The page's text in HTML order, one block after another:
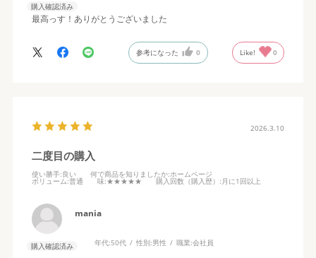
購入確認済み
最高っす！ありがとうございました
参考になった 0 Like! 0
2026.3.10
二度目の購入
使い勝手:良い 何で商品を知りましたか:ホームページ
ボリューム:普通 味:★★★★★ 購入回数（購入歴） :月に1回以上
mania
購入確認済み 年代:50代 性別:男性 職業:会社員